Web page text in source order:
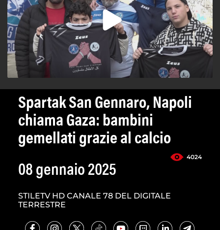
Spartak San Gennaro, Napoli
chiama Gaza: bambini
gemellati grazie al calcio
4024
08 gennaio 2025
STILETV HD CANALE 78 DEL DIGITALE
TERRESTRE